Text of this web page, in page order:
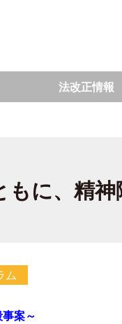
法改正情報
もに、精
ム
案～